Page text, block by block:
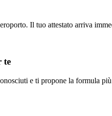
Il tuo attestato arriva
te
e ti propone la formula